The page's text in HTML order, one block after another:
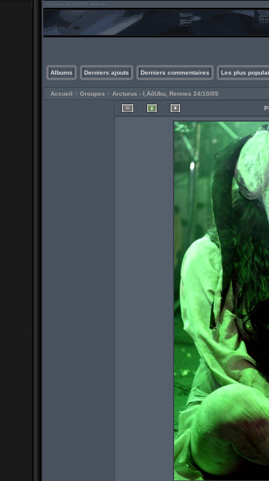
Albums Derniers ajouts Derniers commentaires Les plus
Accueil > Groupes > Arcturus - l‚ÄôUbu, Rennes 24/10/05